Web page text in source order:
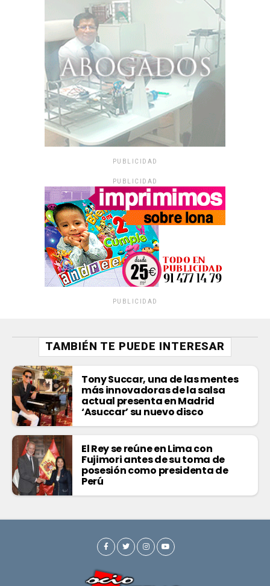
PUBLICIDAD
PUBLICIDAD
PUBLICIDAD
TAMBIÉN TE PUEDE INTERESAR
Tony Succar, una de las mentes
más innovadoras de la salsa
actual presenta en Madrid
‘Asuccar’ su nuevo disco
El Rey se reúne en Lima con
Fujimori antes de su toma de
posesión como presidenta de
Perú